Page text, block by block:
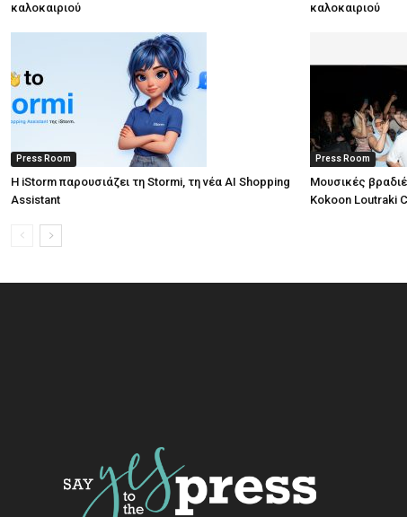
καλοκαιριού
καλοκαιριού
Press Room
Η iStorm παρουσιάζει τη Stormi, τη νέα AI Shopping
Assistant
Press Room
Μουσικές
Kokoon Loutraki